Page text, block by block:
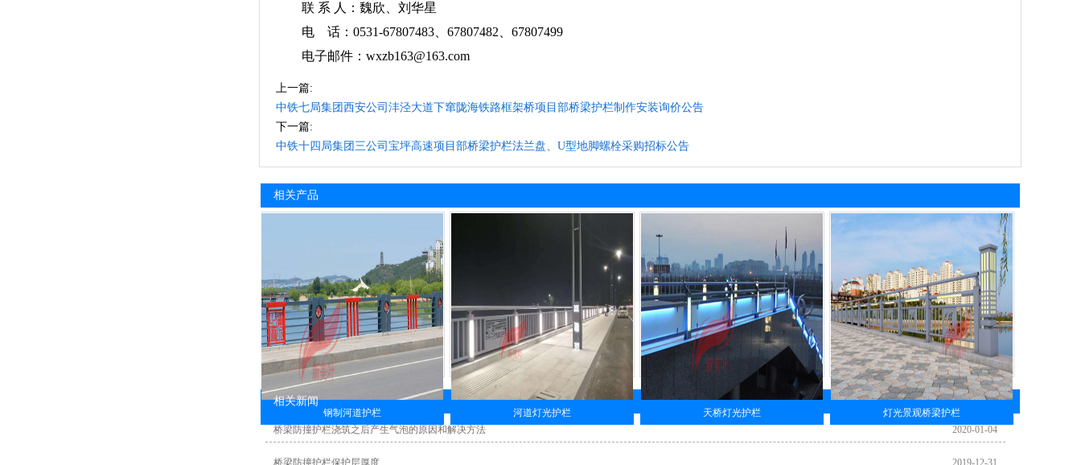
联 系 人：魏欣、刘华星
电 话：0531-67807483、67807482、67807499
电子邮件：wxzb163@163.com
上一篇:
中铁七局集团西安公司沣泾大道下窜陇海铁路框架桥项目部桥梁护栏制作安装询价公告
下一篇:
中铁十四局集团三公司宝坪高速项目部桥梁护栏法兰盘、U型地脚螺栓采购招标公告
相关产品
钢制河道护栏 河道灯光护栏 天桥灯光护栏 灯光景观桥梁护栏
相关新闻
2020-01-04
桥梁防撞护栏浇筑之后产生气泡的原因和解决方法
2019-12-31
桥梁防撞护栏保护层厚度